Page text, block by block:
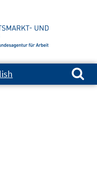
Suchen nach: